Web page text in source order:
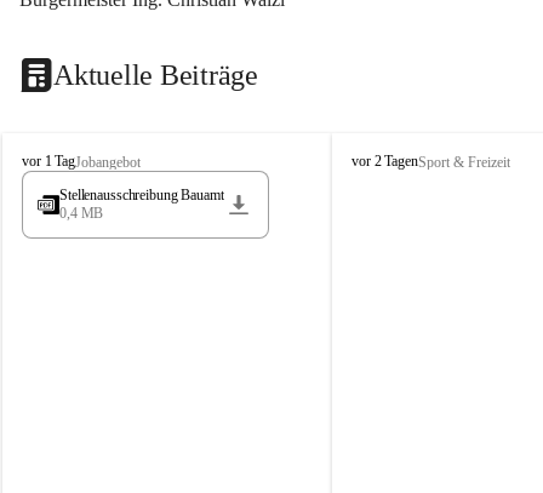
Aktuelle Beiträge
S
t
s
vor 1 TagJobangebot
Stellenausschreibung Bauamt
0,4 MB
S
vor 2 TagenSport & Freizeit